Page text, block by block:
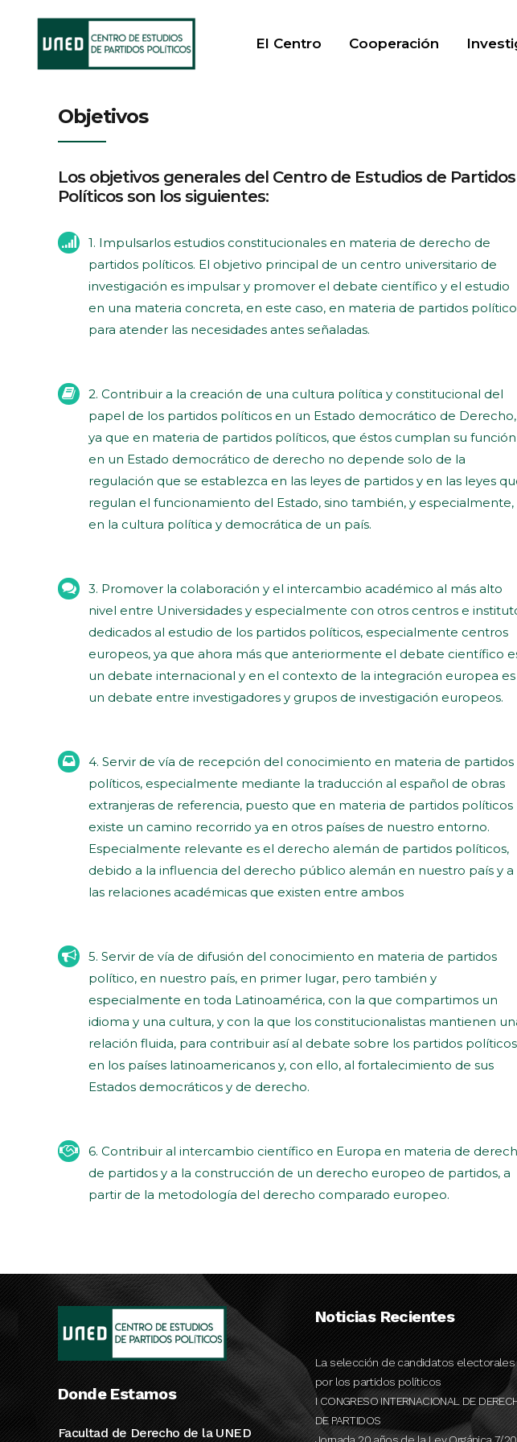
El Centro Cooperación
Objetivos
Los objetivos generales del Centro de Estudios de Partidos
Políticos son los siguientes:
1. Impulsarlos estudios constitucionales en materia de derecho de
partidos políticos. El objetivo principal de un centro universitario de
investigación es impulsar y promover el debate científico y el estudio
en una materia concreta, en este caso, en materia de partidos
para atender las necesidades antes señaladas.
2. Contribuir a la creación de una cultura política y constitucional del
papel de los partidos políticos en un Estado democrático de Derecho,
ya que en materia de partidos políticos, que éstos cumplan su función
en un Estado democrático de derecho no depende solo de la
regulación que se establezca en las leyes de partidos y en las leyes
regulan el funcionamiento del Estado, sino también, y especialmente,
en la cultura política y democrática de un país.
3. Promover la colaboración y el intercambio académico al más alto
nivel entre Universidades y especialmente con otros centros e
dedicados al estudio de los partidos políticos, especialmente centros
europeos, ya que ahora más que anteriormente el debate científico
un debate internacional y en el contexto de la integración europea es
un debate entre investigadores y grupos de investigación europeos.
4. Servir de vía de recepción del conocimiento en materia de partidos
políticos, especialmente mediante la traducción al español de obras
extranjeras de referencia, puesto que en materia de partidos políticos
existe un camino recorrido ya en otros países de nuestro entorno.
Especialmente relevante es el derecho alemán de partidos políticos,
debido a la influencia del derecho público alemán en nuestro país y a
las relaciones académicas que existen entre ambos
5. Servir de vía de difusión del conocimiento en materia de partidos
político, en nuestro país, en primer lugar, pero también y
especialmente en toda Latinoamérica, con la que compartimos un
idioma y una cultura, y con la que los constitucionalistas mantienen
relación fluida, para contribuir así al debate sobre los partidos políticos
en los países latinoamericanos y, con ello, al fortalecimiento de sus
Estados democráticos y de derecho.
6. Contribuir al intercambio científico en Europa en materia de
de partidos y a la construcción de un derecho europeo de partidos, a
partir de la metodología del derecho comparado europeo.
Donde Estamos
Facultad de Derecho de la UNED
Noticias Recientes
La selección de candidatos electorales
por los partidos políticos
I CONGRESO INTERNACIONAL DE
DE PARTIDOS